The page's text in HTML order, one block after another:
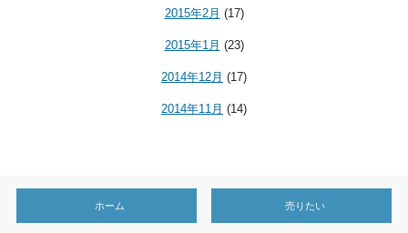
2015年2月 (17)
2015年1月 (23)
2014年12月 (17)
2014年11月 (14)
ホーム 売りたい